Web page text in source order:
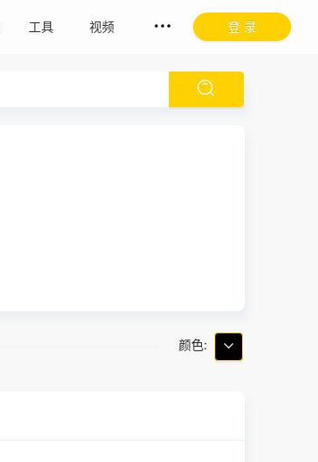
工具 视频 登 录
颜色: